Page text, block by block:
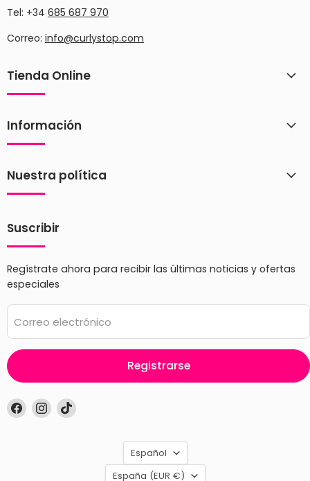
Tel: +34 685 687 970
Correo: info@curlystop.com
Tienda Online
Información
Nuestra política
Suscribir
Regístrate ahora para recibir las últimas noticias y ofertas
especiales
Correo electrónico
Registrarse
Encuéntrenos
en
Encuéntrenos
en
Encuéntrenos
Idioma
Español
País
España (EUR €)